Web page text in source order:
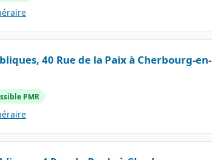
40 Rue de la Paix à Cherbourg-en-
PMR